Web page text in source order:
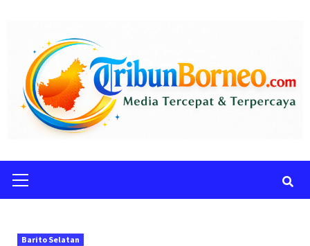
content
Menu
Barito Selatan